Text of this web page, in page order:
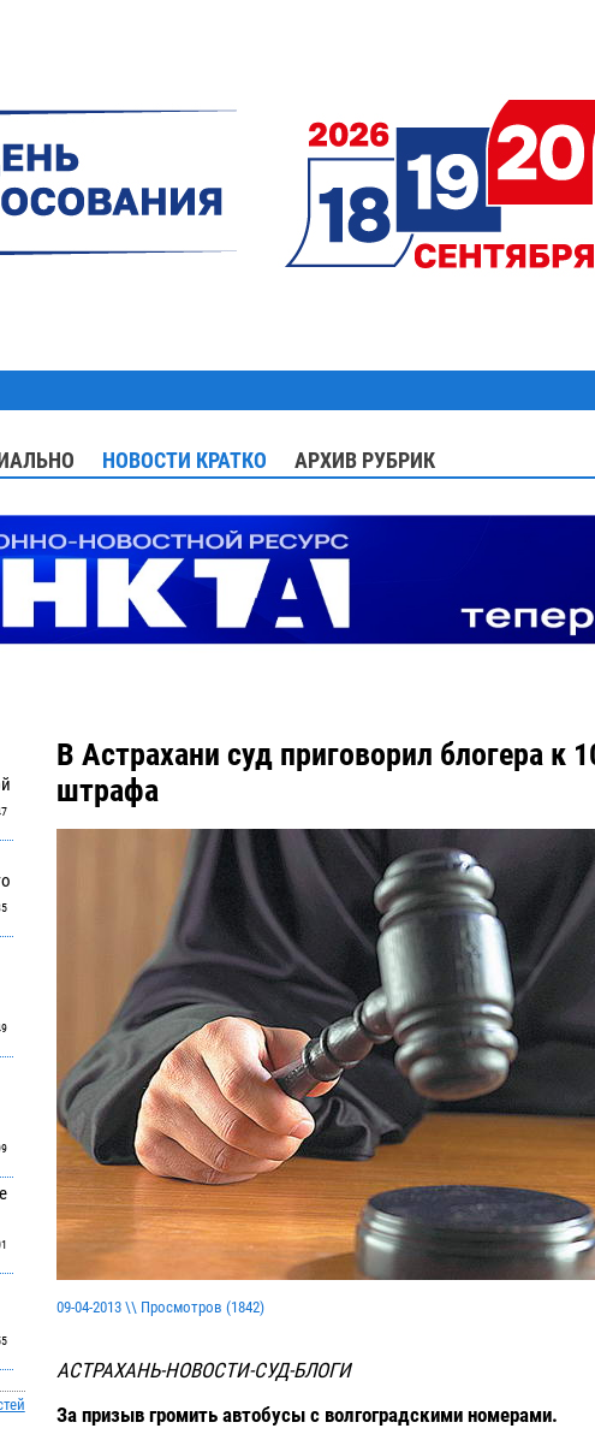
НОВОСТИ КРАТКО АРХИВ РУБРИК
В Астрахани суд приговорил блогера к
штрафа
09-04-2013 \\ Просмотров (1842)
АСТРАХАНЬ-НОВОСТИ-СУД-БЛОГИ
За призыв громить автобусы с волгоградскими номерами.